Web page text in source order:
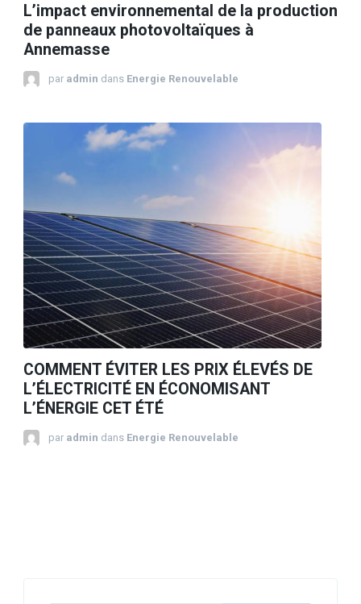
L’impact environnemental de la production
de panneaux photovoltaïques à
Annemasse
par admin dans Energie Renouvelable
COMMENT ÉVITER LES PRIX ÉLEVÉS DE
L’ÉLECTRICITÉ EN ÉCONOMISANT
L’ÉNERGIE CET ÉTÉ
par admin dans Energie Renouvelable